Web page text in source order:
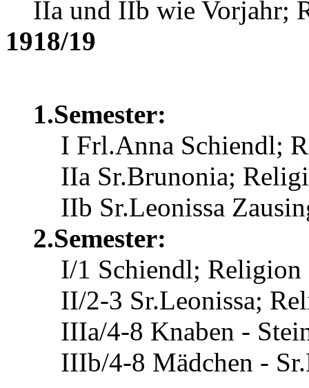
IIa und IIb wie Vorjahr;
1918/19
1.Semester:
I Frl.Anna Schiendl;
IIa Sr.Brunonia;
IIb Sr.Leonissa
2.Semester:
I/1 Schiendl; Religion
II/2-3 Sr.Leonissa;
IIIa/4-8 Knaben -
IIIb/4-8 Mädchen -